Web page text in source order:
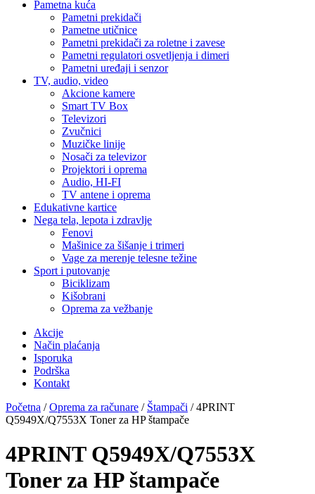
Pametna kuća
Pametni prekidači
Pametne utičnice
Pametni prekidači za roletne i zavese
Pametni regulatori osvetljenja i dimeri
Pametni uređaji i senzor
TV, audio, video
Akcione kamere
Smart TV Box
Televizori
Zvučnici
Muzičke linije
Nosači za televizor
Projektori i oprema
Audio, HI-FI
TV antene i oprema
Edukativne kartice
Nega tela, lepota i zdravlje
Fenovi
Mašinice za šišanje i trimeri
Vage za merenje telesne težine
Sport i putovanje
Biciklizam
Kišobrani
Oprema za vežbanje
Akcije
Način plaćanja
Isporuka
Podrška
Kontakt
Početna /Oprema za računare / Štampači / 4PRINT
Q5949X/Q7553X Toner za HP štampače
4PRINT Q5949X/Q7553X
Toner za HP štampače